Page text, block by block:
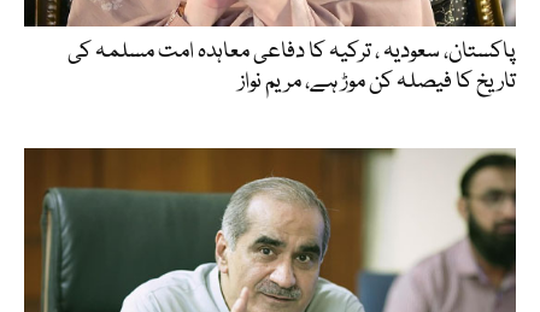
پاکستان، سعودیہ ، ترکیہ کا دفاعی معاہدہ امت مسلمہ کی
تاریخ کا فیصلہ کن موڑ ہے، مریم نواز